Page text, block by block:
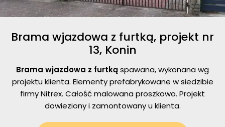
Brama wjazdowa z furtką, projekt nr
13, Konin
Brama wjazdowa z furtkąspawana, wykonana wg
projektu klienta. Elementy prefabrykowane w siedzibie
firmy Nitrex. Całość malowana proszkowo. Projekt
dowieziony i zamontowany u klienta.